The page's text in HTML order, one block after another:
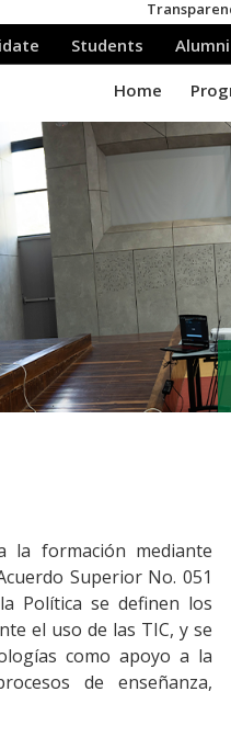
la formación mediante
Superior No. 051
Política se definen los
el uso de las TIC, y se
como apoyo a la
de enseñanza,